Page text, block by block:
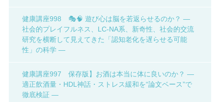
健康講座998 🎭🧠 遊び心は脳を若返らせるのか？ ―
社会的プレイフルネス、LC-NA系、新奇性、社会的交流
研究を横断して見えてきた「認知老化を遅らせる可能
性」の科学 ―
健康講座997 保存版】お酒は本当に体に良いのか？ ―
適正飲酒量・HDL神話・ストレス緩和を“論文ベース”で
徹底検証 ―